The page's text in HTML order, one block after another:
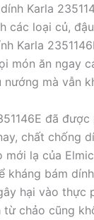
Karla
các loại củ,
Karla
món ăn ngay
nướng mà vẫn
đã
chất chống
lạ của
kháng bám
hại vào thực
chảo cũng